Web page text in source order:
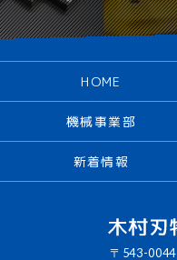
〒543-0044
HOME
機械事業部
新着情報